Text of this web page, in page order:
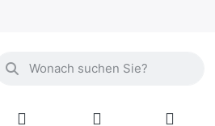
Geben Sie einen Suchbegriff ein.